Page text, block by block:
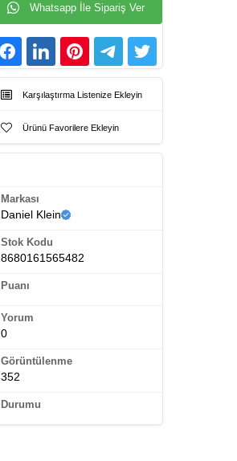
Whatsapp İle Sipariş Ver
Karşılaştırma Listenize Ekleyin
Ürünü Favorilere Ekleyin
Markası
Daniel Klein
Stok Kodu
8680161565482
Puanı
Yorum
0
Görüntülenme
352
Durumu